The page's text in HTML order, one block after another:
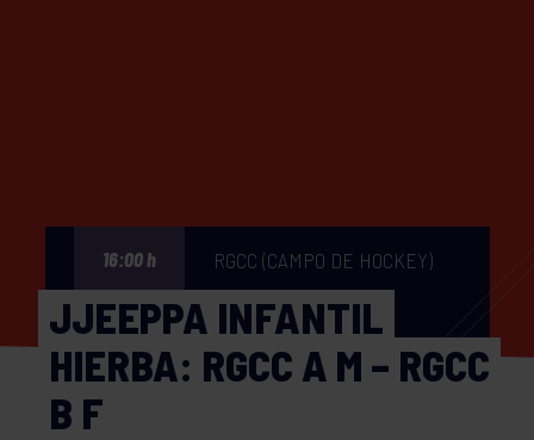
16:00 h RGCC (CAMPO DE HOCKEY)
JJEEPPA INFANTIL
HIERBA: RGCC A M – RGCC
B F